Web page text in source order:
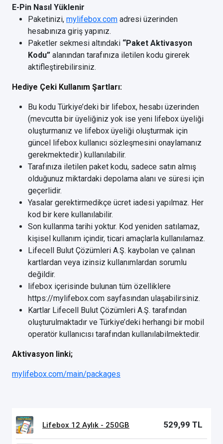
E-Pin Nasıl Yüklenir
Paketinizi, mylifebox.com adresi üzerinden
hesabınıza giriş yapınız.
Paketler sekmesi altındaki “Paket Aktivasyon
Kodu” alanından tarafınıza iletilen kodu girerek
aktifleştirebilirsiniz.
Hediye Çeki Kullanım Şartları:
Bu kodu Türkiye’deki bir lifebox, hesabı üzerinden
(mevcutta bir üyeliğiniz yok ise yeni lifebox üyeliği
oluşturmanız ve lifebox üyeliği oluşturmak için
güncel lifebox kullanıcı sözleşmesini onaylamanız
gerekmektedir.) kullanılabilir.
Tarafınıza iletilen paket kodu, sadece satın almış
olduğunuz miktardaki depolama alanı ve süresi için
geçerlidir.
Yasalar gerektirmedikçe ücret iadesi yapılmaz. Her
kod bir kere kullanılabilir.
Son kullanma tarihi yoktur. Kod yeniden satılamaz,
kişisel kullanım içindir, ticari amaçlarla kullanılamaz.
Lifecell Bulut Çözümleri A.Ş. kaybolan ve çalınan
kartlardan veya izinsiz kullanımlardan sorumlu
değildir.
lifebox içerisinde bulunan tüm özelliklere
https://mylifebox.com sayfasından ulaşabilirsiniz.
Kartlar Lifecell Bulut Çözümleri A.Ş. tarafından
oluşturulmaktadır ve Türkiye’deki herhangi bir mobil
operatör kullanıcısı tarafından kullanılabilmektedir.
Aktivasyon linki;
mylifebox.com/main/packages
Lifebox 12 Aylık - 250GB 529,99 TL